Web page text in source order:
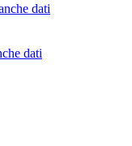
dati
dati